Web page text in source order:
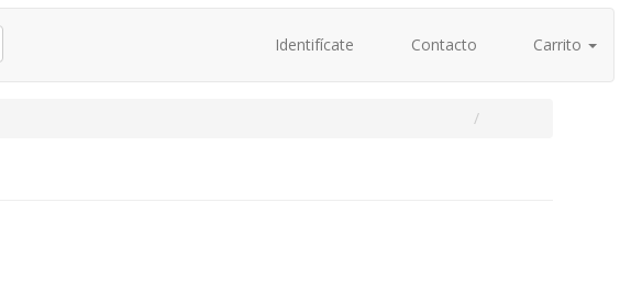
Identifícate Contacto Carrito